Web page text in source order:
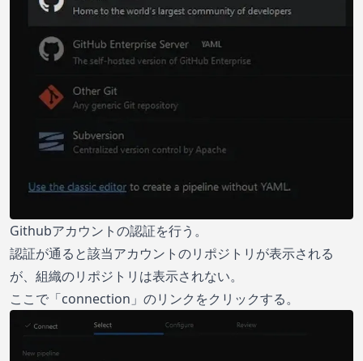
Githubアカウントの認証を行う。
認証が通ると該当アカウントのリポジトリが表示される
が、組織のリポジトリは表示されない。
ここで「connection」のリンクをクリックする。